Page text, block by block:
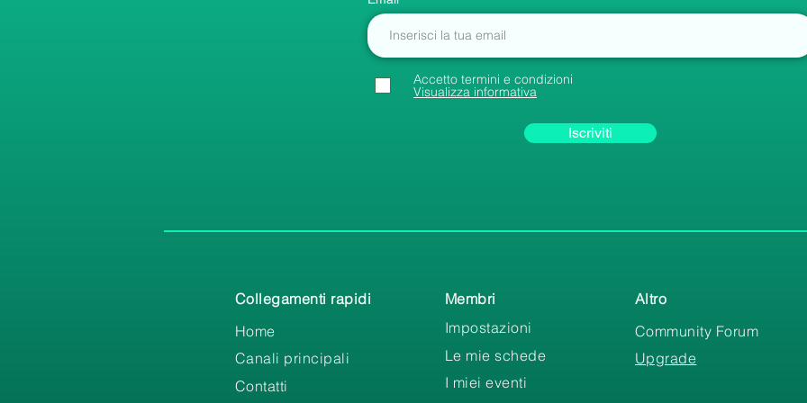
Accetto termini e condizioni
Visualizza informativa
Iscriviti
Collegamenti rapidi
Home
Canali principali
Contatti
Membri
Impostazioni
Le mie schede
I miei eventi
Altro
Community Forum
Upgrade